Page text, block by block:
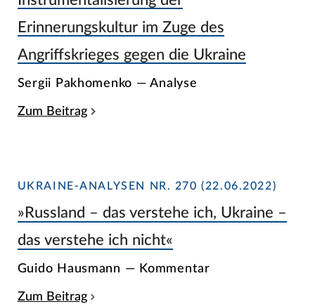
Erinnerungskultur im Zuge des
Angriffskrieges gegen die Ukraine
Sergii Pakhomenko — Analyse
Zum Beitrag
UKRAINE-ANALYSEN NR. 270 (22.06.2022)
»Russland – das verstehe ich, Ukraine –
das verstehe ich nicht«
Guido Hausmann — Kommentar
Zum Beitrag